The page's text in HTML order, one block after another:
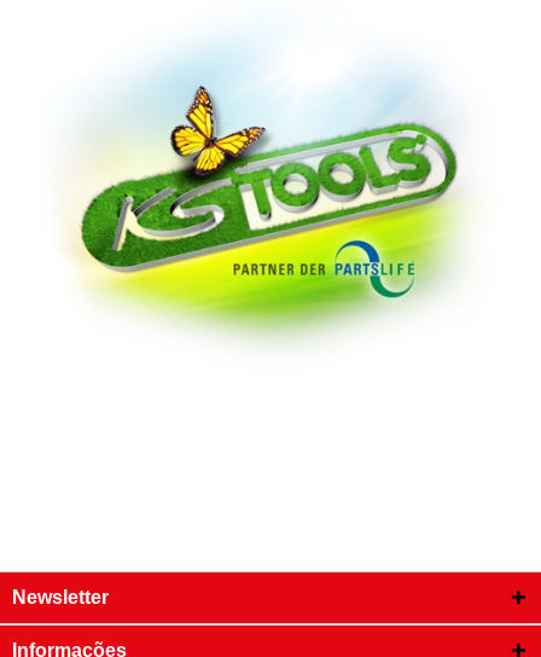
Newsletter
Informações